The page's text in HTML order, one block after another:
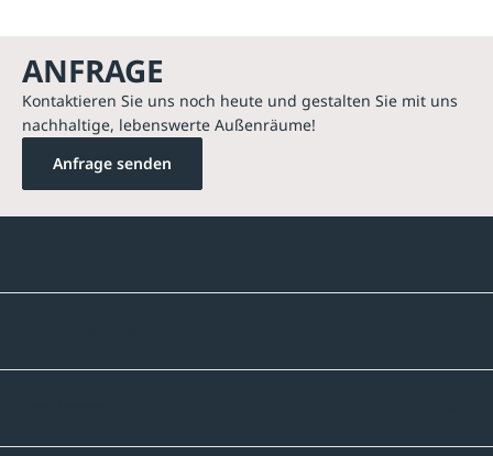
ANFRAGE
Kontaktieren Sie uns noch heute und gestalten Sie mit uns
nachhaltige, lebenswerte Außenräume!
Anfrage senden